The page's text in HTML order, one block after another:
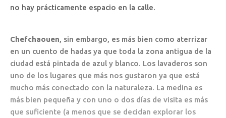
no hay prácticamente espacio en la calle.
Chefchaouen, sin embargo, es más bien como aterrizar
en un cuento de hadas ya que toda la zona antigua de la
ciudad está pintada de azul y blanco. Los lavaderos son
uno de los lugares que más nos gustaron ya que está
mucho más conectado con la naturaleza. La medina es
más bien pequeña y con uno o dos días de visita es más
que suficiente (a menos que se decidan explorar los